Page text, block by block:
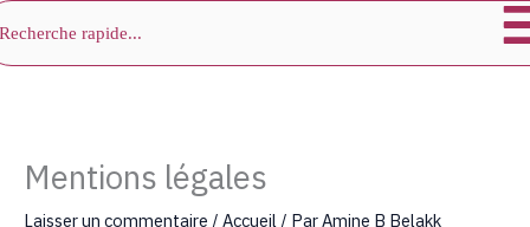
au
contenu
Mentions légales
Laisser un commentaire / Accueil / ParAmine B Belakk